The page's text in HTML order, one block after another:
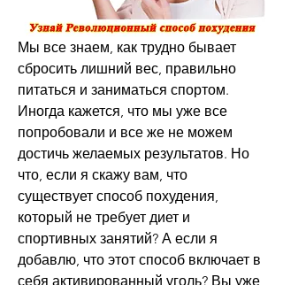
Мы все знаем, как трудно бывает
сбросить лишний вес, правильно
питаться и заниматься спортом.
Иногда кажется, что мы уже все
попробовали и все же не можем
достичь желаемых результатов. Но
что, если я скажу вам, что
существует способ похудения,
который не требует диет и
спортивных занятий? А если я
добавлю, что этот способ включает в
себя активированный уголь? Вы уже